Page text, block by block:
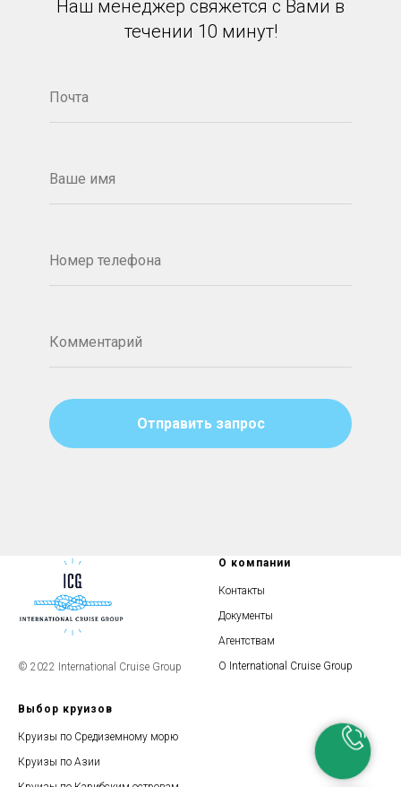
Наш менеджер свяжется с Вами в
течении 10 минут!
Отправить запрос
© 2022 International Cruise Group
О компании
Контакты
Документы
Агентствам
О International Cruise Group
Выбор круизов
Круизы по Средиземному морю
Круизы по Азии